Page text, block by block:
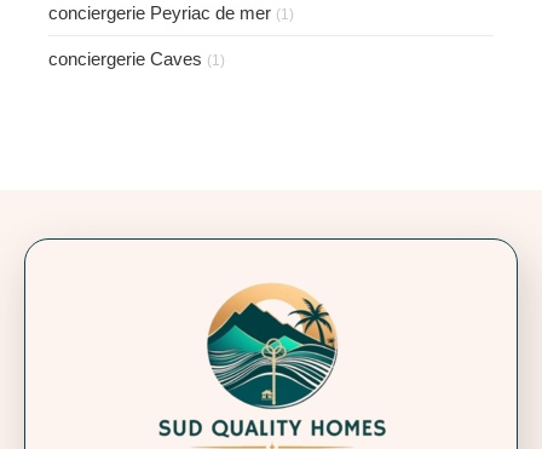
conciergerie Peyriac de mer (1)
conciergerie Caves (1)